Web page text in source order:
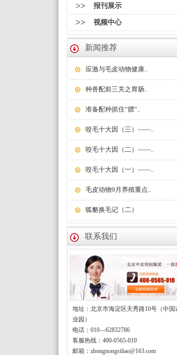
>> 报刊展示
>> 视频中心
新闻推荐
应激与毛皮动物健康..
种兽配前三关之胃肠..
准备配种抓住“膘”..
咬毛十大因（三）——..
咬毛十大因（二）——..
咬毛十大因（一）——..
毛皮动物9月养殖重点..
狐貉换毛记（二）
联系我们
地址：北京市海淀区天秀路10号（中国
业园）
电话：010—62832786
客服热线：400-0565-010
邮箱：zhongnongsiliao@163.com